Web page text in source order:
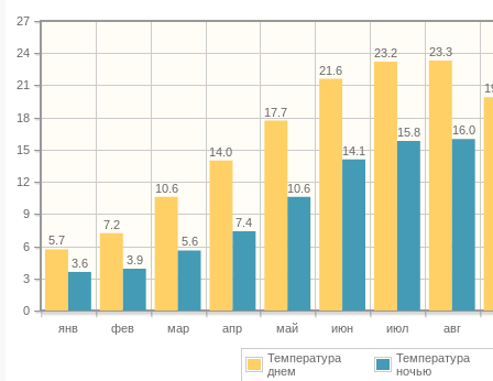
янв фев мар апр май июн июл авг
0
3
6
9
12
15
18
21
24
27
23.3
23.2
21.6
17.7
14.0
10.6
7.2
5.7
16.0
15.8
14.1
10.6
7.4
5.6
3.9
3.6
Температура
днем
Температура
ночью